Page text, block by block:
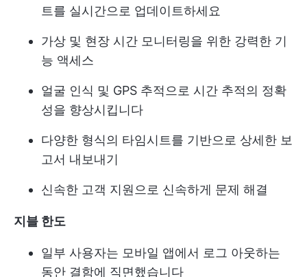
트를 실시간으로 업데이트하세요
가상 및 현장 시간 모니터링을 위한 강력한 기
능 액세스
얼굴 인식 및 GPS 추적으로 시간 추적의 정확
성을 향상시킵니다
다양한 형식의 타임시트를 기반으로 상세한 보
고서 내보내기
신속한 고객 지원으로 신속하게 문제 해결
지블 한도
일부 사용자는 모바일 앱에서 로그 아웃하는
동안 결함에 직면했습니다